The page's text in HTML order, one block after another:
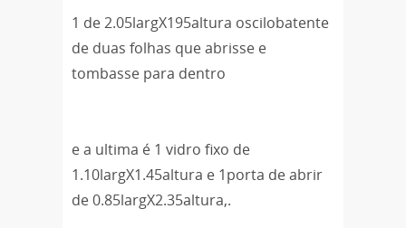
1 de 2.05largX195altura oscilobatente
de duas folhas que abrisse e
tombasse para dentro
e a ultima é 1 vidro fixo de
1.10largX1.45altura e 1porta de abrir
de 0.85largX2.35altura,.